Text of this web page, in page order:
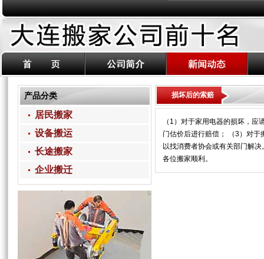
产品分类
居民搬家
设备搬运
长途搬家
企业搬迁
损坏后的索赔
（1）对于家用电器的损坏，
门估价后进行赔偿； （3）对
以找消费者协会或有关部门解
各位搬家顺利。